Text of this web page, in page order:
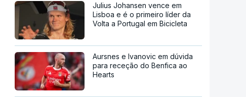
Julius Johansen vence em
Lisboa e é o primeiro líder da
Volta a Portugal em Bicicleta
Aursnes e Ivanovic em dúvida
para receção do Benfica ao
Hearts